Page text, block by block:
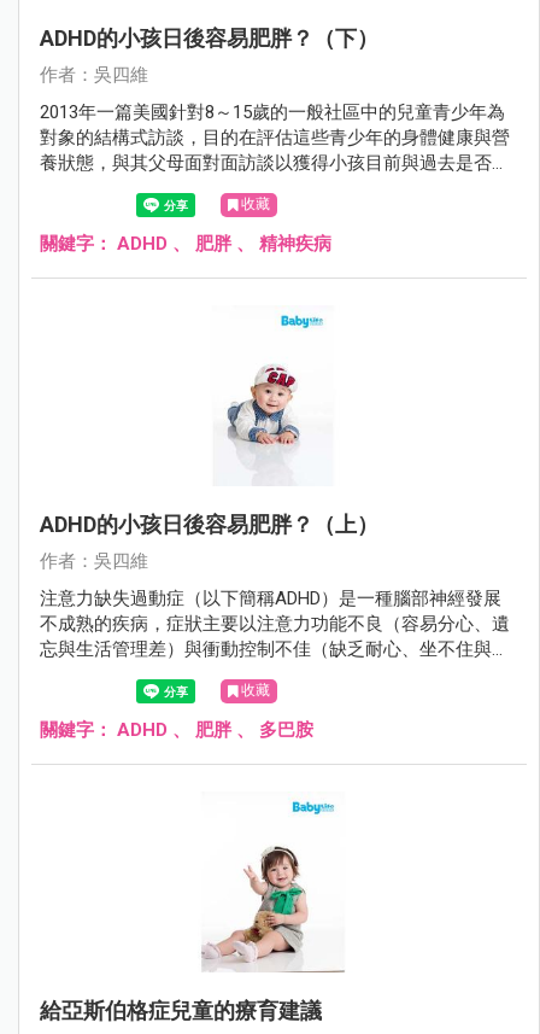
ADHD的小孩日後容易肥胖？（下）
作者：吳四維
2013年一篇美國針對8～15歲的一般社區中的兒童青少年為
對象的結構式訪談，目的在評估這些青少年的身體健康與營
養狀態，與其父母面對面訪談以獲得小孩目前與過去是否有
ADHD、目前是否有使用藥物來治療ADHD等資料，發現這些
完成評估的3050個8～15歲兒童青少年中：
收藏
關鍵字： ADHD 、 肥胖、 精神疾病
ADHD的小孩日後容易肥胖？（上）
作者：吳四維
注意力缺失過動症（以下簡稱ADHD）是一種腦部神經發展
不成熟的疾病，症狀主要以注意力功能不良（容易分心、遺
忘與生活管理差）與衝動控制不佳（缺乏耐心、坐不住與控
制不住行為）來表現，若未經治療常嚴重且長期影響小孩未
來的學習成就、人際關係與人格發展。患者通常自學齡前就
開始現症狀，且有40％的患者症狀會持續到成人，儘早提供
收藏
關鍵字： ADHD 、 肥胖、 多巴胺
給亞斯伯格症兒童的療育建議